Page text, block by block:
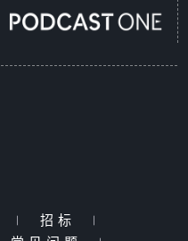
| 招标
|